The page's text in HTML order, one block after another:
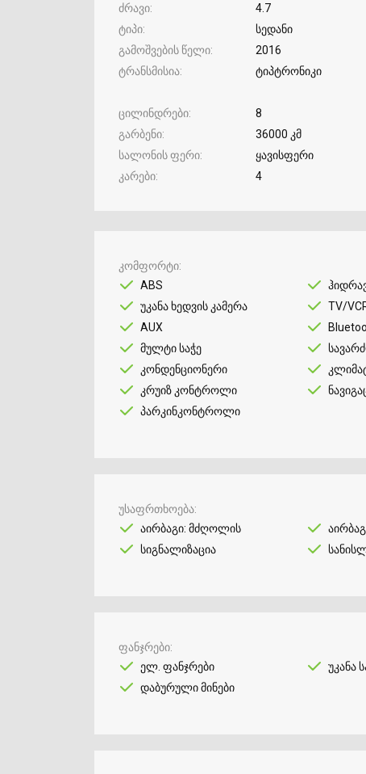
ძრავი
4.7
ტიპი
სედანი
გამოშვების წელი
2016
ტრანსმისია
ტიპტრონიკი
ცილინდრები
8
გარბენი
36000 კმ
სალონის ფერი
ყავისფერი
კარები
4
კომფორტი
ABS
უკანა ხედვის კამერა
TV/
AUX
მულტი საჭე
კონდენციონერი
კრუიზ კონტროლი
პარკინკონტროლი
უსაფრთხოება
აირბაგი: მძღოლის
სიგნალიზაცია
ფანჯრები
ელ. ფანჯრები
უკანა
დაბურული მინები